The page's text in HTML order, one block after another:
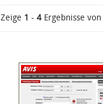
Zeige 1 - 4 Ergebnisse von